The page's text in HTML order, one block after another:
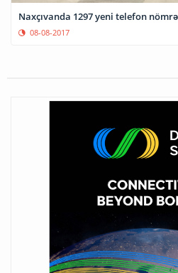
Naxçıvanda 1297 yeni telefon
08-08-2017